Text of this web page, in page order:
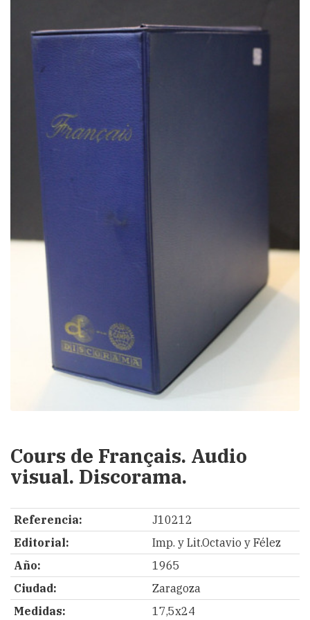
Cours de Français. Audio
visual. Discorama.
Referencia:
J10212
Editorial:
Imp. y Lit.Octavio y Félez
Año:
1965
Ciudad:
Zaragoza
Medidas:
17,5x24